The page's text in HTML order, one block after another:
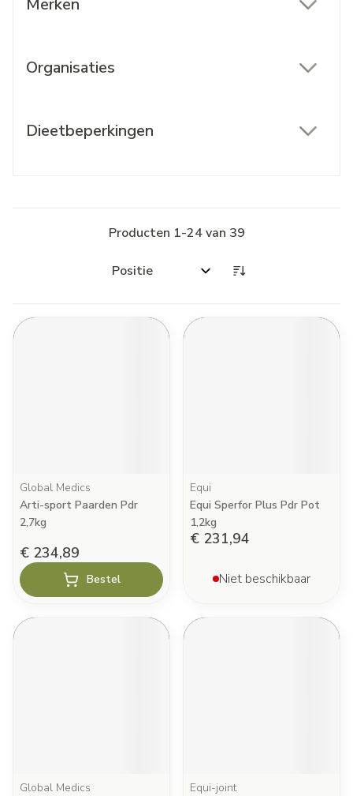
Merken
Organisaties
Dieetbeperkingen
Producten 1-24van 39
Sorteer op:
Global Medics
Arti-sport Paarden Pdr
2,7kg
€ 234,89
Bestel
Equi
Equi Sperfor Plus Pdr Pot
1,2kg
€ 231,94
Niet beschikbaar
Global Medics
Equi-joint